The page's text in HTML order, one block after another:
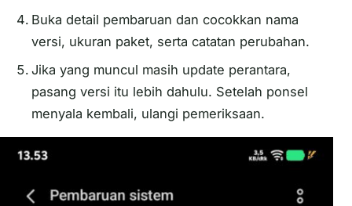
Buka detail pembaruan dan cocokkan nama
versi, ukuran paket, serta catatan perubahan.
Jika yang muncul masih update perantara,
pasang versi itu lebih dahulu. Setelah ponsel
menyala kembali, ulangi pemeriksaan.